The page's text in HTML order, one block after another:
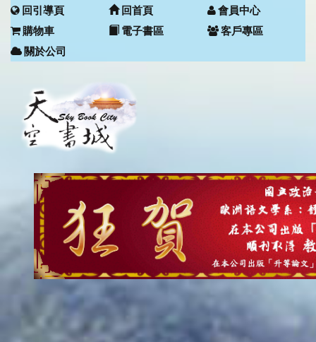
回引導頁 回首頁
會員中心
購物車
電子書區
客戶專區
關於公司